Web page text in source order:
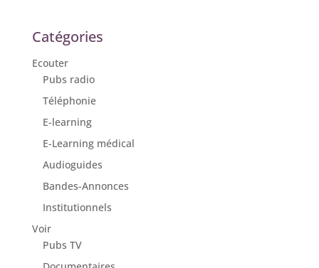
Catégories
Ecouter
Pubs radio
Téléphonie
E-learning
E-Learning médical
Audioguides
Bandes-Annonces
Institutionnels
Voir
Pubs TV